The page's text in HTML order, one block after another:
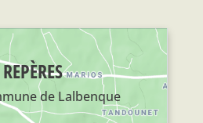
REPÈRES
de Lalbenque